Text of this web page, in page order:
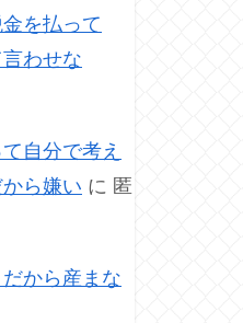
を払って
わせな
自分で考え
ら嫌い に 匿
から産まな